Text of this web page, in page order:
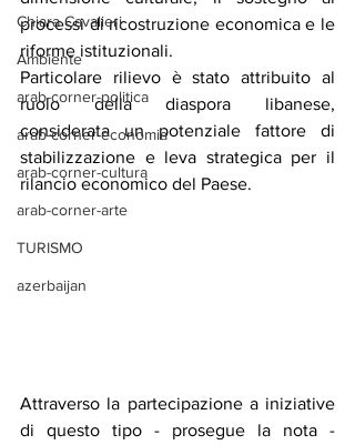
Chiara Cavalieri
Ambiente
arab-corner-politica
arab-corner-economia
arab-corner-cultura
arab-corner-arte
TURISMO
azerbaijan
processi di ricostruzione economica e le
riforme istituzionali.
Particolare rilievo è stato attribuito al
ruolo della diaspora libanese,
considerata un potenziale fattore di
stabilizzazione e leva strategica per il
rilancio economico del Paese.
Attraverso la partecipazione a iniziative
di questo tipo - prosegue la nota -